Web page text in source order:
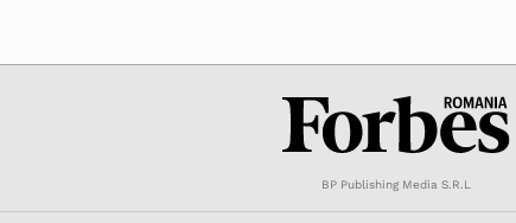
BP Publishing Media S.R.L